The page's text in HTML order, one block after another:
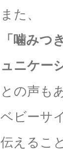
また、
「噛みつ
ュニケー
との声も
ベビーサ
伝えるこ